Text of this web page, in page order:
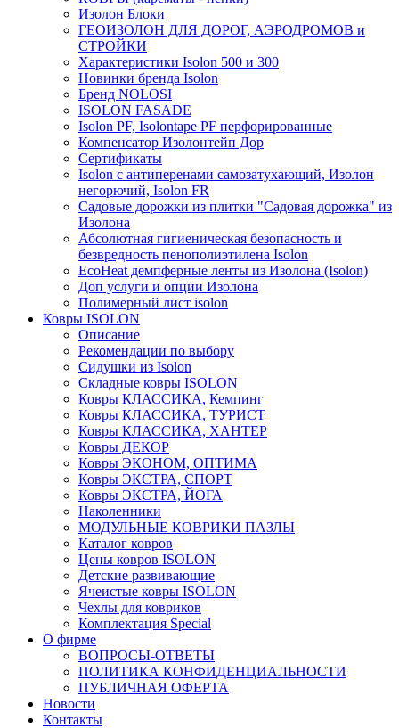
Изолон Блоки
ГЕОИЗОЛОН ДЛЯ ДОРОГ, АЭРОДРОМОВ и
СТРОЙКИ
Характеристики Isolon 500 и 300
Новинки бренда Isolon
Бренд NOLOSI
ISOLON FASADE
Isolon PF, Isolontape PF перфорированные
Компенсатор Изолонтейп Дор
Сертификаты
Isolon с антиперенами самозатухающий, Изолон
негорючий, Isolon FR
Садовые дорожки из плитки "Садовая дорожка" из
Изолона
Абсолютная гигиеническая безопасность и
безвредность пенополиэтилена Isolon
EcoHeat демпферные ленты из Изолона (Isolon)
Доп услуги и опции Изолона
Полимерный лист isolon
Ковры ISOLON
Описание
Рекомендации по выбору
Сидушки из Isolon
Складные ковры ISOLON
Ковры КЛАССИКА, Кемпинг
Ковры КЛАССИКА, ТУРИСТ
Ковры КЛАССИКА, ХАНТЕР
Ковры ДЕКОР
Ковры ЭКОНОМ, ОПТИМА
Ковры ЭКСТРА, СПОРТ
Ковры ЭКСТРА, ЙОГА
Наколенники
МОДУЛЬНЫЕ КОВРИКИ ПАЗЛЫ
Каталог ковров
Цены ковров ISOLON
Детские развивающие
Ячеистые ковры ISOLON
Чехлы для ковриков
Комплектация Special
О фирме
ВОПРОСЫ-ОТВЕТЫ
ПОЛИТИКА КОНФИДЕНЦИАЛЬНОСТИ
ПУБЛИЧНАЯ ОФЕРТА
Новости
Контакты